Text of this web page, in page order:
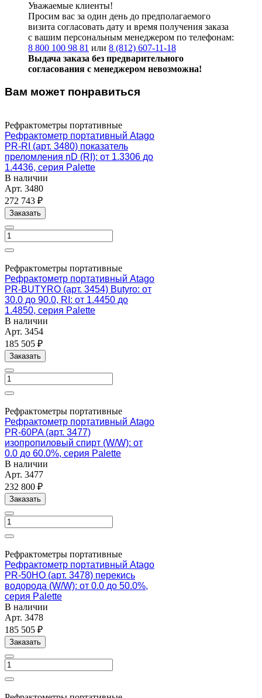
Уважаемые клиенты!
Просим вас за один день до предполагаемого
визита согласовать дату и время получения заказа
с вашим персональным менеджером по телефонам:
8 800 100 98 81 или 8 (812) 607-11-18
Выдача заказа без предварительного
согласования с менеджером невозможна!
Вам может понравиться
Рефрактометры портативные
Рефрактометр портативный Atago
PR-RI (арт. 3480) показатель
преломления nD (RI): от 1.3306 до
1.4436, серия Palette
В наличии
Арт. 3480
272 743 ₽
Заказать
Рефрактометры портативные
Рефрактометр портативный Atago
PR-BUTYRO (арт. 3454) Butyro: от
30.0 до 90.0, RI: от 1.4450 до
1.4850, серия Palette
В наличии
Арт. 3454
185 505 ₽
Заказать
Рефрактометры портативные
Рефрактометр портативный Atago
PR-60PA (арт. 3477)
изопропиловый спирт (W/W): от
0.0 до 60.0%, серия Palette
В наличии
Арт. 3477
232 800 ₽
Заказать
Рефрактометры портативные
Рефрактометр портативный Atago
PR-50HO (арт. 3478) перекись
водорода (W/W): от 0.0 до 50.0%,
серия Palette
В наличии
Арт. 3478
185 505 ₽
Заказать